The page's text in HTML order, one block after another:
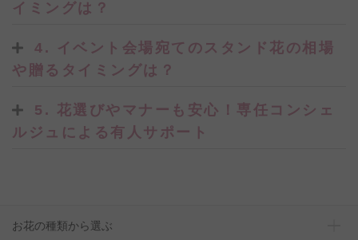
イミングは？
4. イベント会場宛てのスタンド花の相場
や贈るタイミングは？
5. 花選びやマナーも安心！専任コンシェ
ルジュによる有人サポート
お花の種類から選ぶ